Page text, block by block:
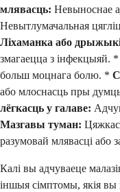
млявасць: Невыноснае
Невытлумачальная
Ліхаманка або
змагаецца з інфекцыяй. *
больш моцнага болю. *
або млоснасць пры
лёгкасць у галаве:
Мазгавы туман:
разумовай млявасці або
Калі вы адчуваеце
іншыя сімптомы, якія вы